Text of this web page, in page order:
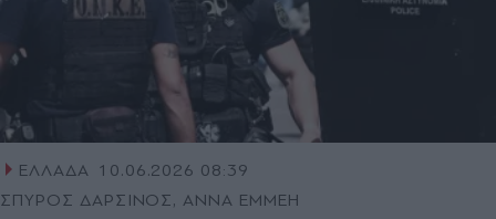
ΕΛΛΑΔΑ 10.06.2026 08:39
ΣΠΥΡΟΣ ΔΑΡΣΙΝΟΣ, ΑΝΝΑ ΕΜΜΕΗ